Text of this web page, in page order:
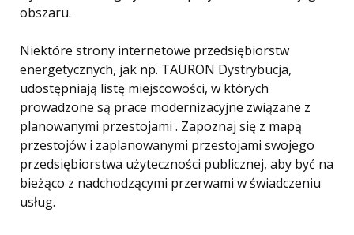
obszaru.
Niektóre strony internetowe przedsiębiorstw
energetycznych, jak np. TAURON Dystrybucja,
udostępniają listę miejscowości, w których
prowadzone są prace modernizacyjne związane z
planowanymi przestojami . Zapoznaj się z mapą
przestojów i zaplanowanymi przestojami swojego
przedsiębiorstwa użyteczności publicznej, aby być na
bieżąco z nadchodzącymi przerwami w świadczeniu
usług.